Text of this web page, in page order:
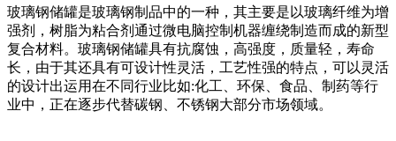
玻璃钢储罐是玻璃钢制品中的一种，其主要是以玻璃纤维为增
强剂，树脂为粘合剂通过微电脑控制机器缠绕制造而成的新型
复合材料。玻璃钢储罐具有抗腐蚀，高强度，质量轻，寿命
长，由于其还具有可设计性灵活，工艺性强的特点，可以灵活
的设计出运用在不同行业比如:化工、环保、食品、制药等行
业中，正在逐步代替碳钢、不锈钢大部分市场领域。